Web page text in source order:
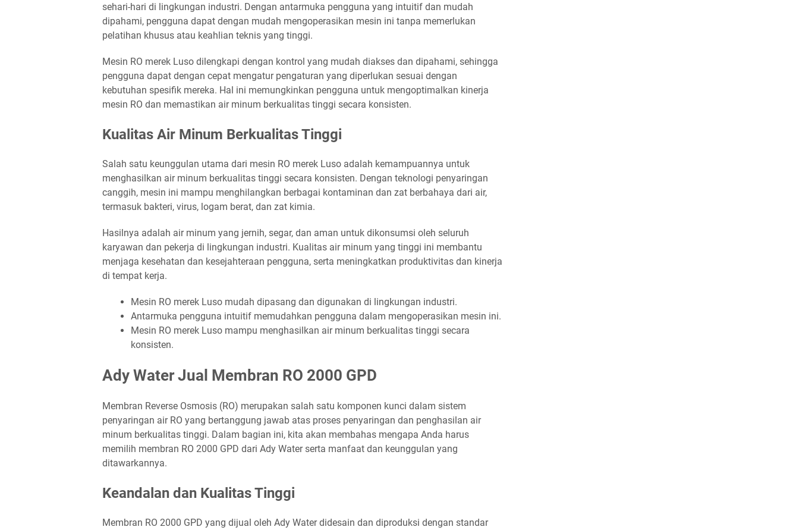
sehari-hari di lingkungan industri. Dengan antarmuka pengguna yang intuitif dan mudah
dipahami, pengguna dapat dengan mudah mengoperasikan mesin ini tanpa memerlukan
pelatihan khusus atau keahlian teknis yang tinggi.
Mesin RO merek Luso dilengkapi dengan kontrol yang mudah diakses dan dipahami, sehingga
pengguna dapat dengan cepat mengatur pengaturan yang diperlukan sesuai dengan
kebutuhan spesifik mereka. Hal ini memungkinkan pengguna untuk mengoptimalkan kinerja
mesin RO dan memastikan air minum berkualitas tinggi secara konsisten.
Kualitas Air Minum Berkualitas Tinggi
Salah satu keunggulan utama dari mesin RO merek Luso adalah kemampuannya untuk
menghasilkan air minum berkualitas tinggi secara konsisten. Dengan teknologi penyaringan
canggih, mesin ini mampu menghilangkan berbagai kontaminan dan zat berbahaya dari air,
termasuk bakteri, virus, logam berat, dan zat kimia.
Hasilnya adalah air minum yang jernih, segar, dan aman untuk dikonsumsi oleh seluruh
karyawan dan pekerja di lingkungan industri. Kualitas air minum yang tinggi ini membantu
menjaga kesehatan dan kesejahteraan pengguna, serta meningkatkan produktivitas dan kinerja
di tempat kerja.
Mesin RO merek Luso mudah dipasang dan digunakan di lingkungan industri.
Antarmuka pengguna intuitif memudahkan pengguna dalam mengoperasikan mesin ini.
Mesin RO merek Luso mampu menghasilkan air minum berkualitas tinggi secara
konsisten.
Ady Water Jual Membran RO 2000 GPD
Membran Reverse Osmosis (RO) merupakan salah satu komponen kunci dalam sistem
penyaringan air RO yang bertanggung jawab atas proses penyaringan dan penghasilan air
minum berkualitas tinggi. Dalam bagian ini, kita akan membahas mengapa Anda harus
memilih membran RO 2000 GPD dari Ady Water serta manfaat dan keunggulan yang
ditawarkannya.
Keandalan dan Kualitas Tinggi
Membran RO 2000 GPD yang dijual oleh Ady Water didesain dan diproduksi dengan standar